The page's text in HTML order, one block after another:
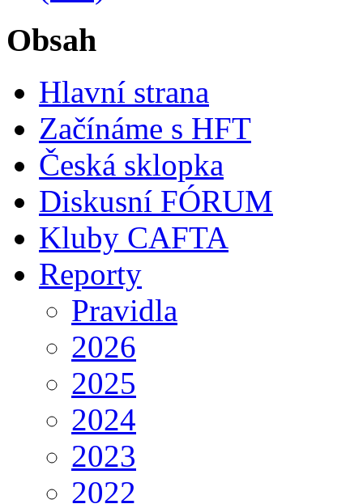
Obsah
Hlavní strana
Začínáme s HFT
Česká sklopka
Diskusní FÓRUM
Kluby CAFTA
Reporty
Pravidla
2026
2025
2024
2023
2022